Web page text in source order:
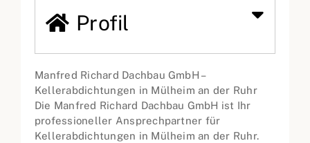
Profil
Manfred Richard Dachbau GmbH –
Kellerabdichtungen in Mülheim an der Ruhr
Die Manfred Richard Dachbau GmbH ist Ihr
professioneller Ansprechpartner für
Kellerabdichtungen in Mülheim an der Ruhr.